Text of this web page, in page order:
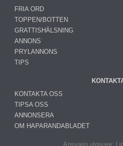
FRIA ORD
TOPPEN/BOTTEN
GRATTISHÄLSNING
ANNONS
PRYLANNONS
TIPS
KONTAKTA OSS
TIPSA OSS
ANNONSERA
OM HAPARANDABLADET
Ansvarig utgivare: